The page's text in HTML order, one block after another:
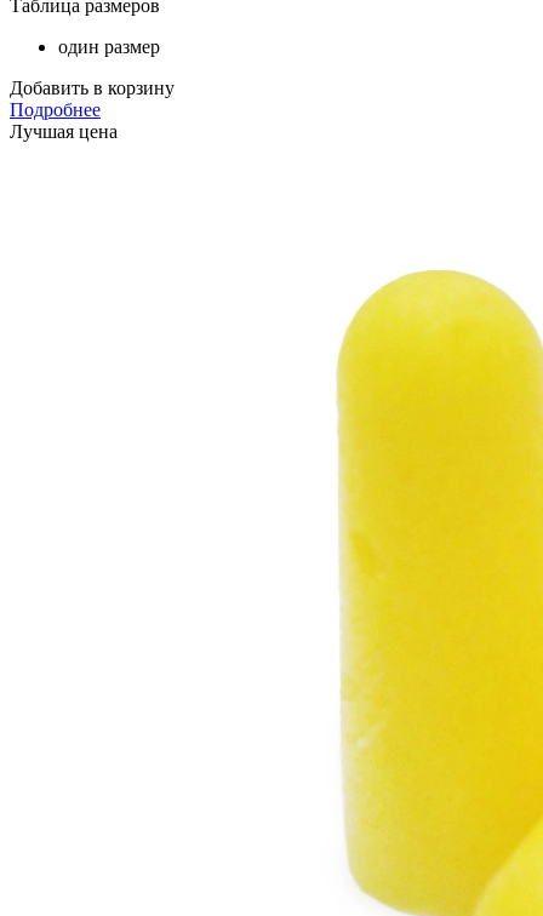
Таблица размеров
один размер
Добавить в корзину
Подробнее
Лучшая цена